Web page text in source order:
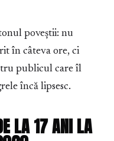
poveștii: nu
în câteva ore, ci
publicul care îl
încă lipsesc.
LA 17 ANI LA